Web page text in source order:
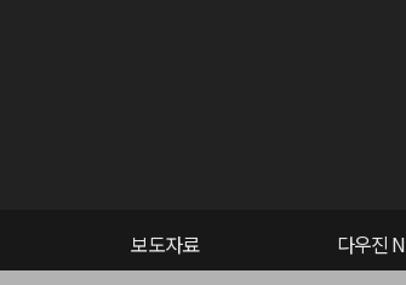
보도자료 다우진